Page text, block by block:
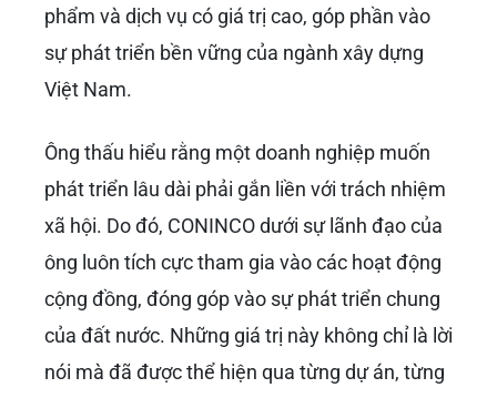
phẩm và dịch vụ có giá trị cao, góp phần vào
sự phát triển bền vững của ngành xây dựng
Việt Nam.
Ông thấu hiểu rằng một doanh nghiệp muốn
phát triển lâu dài phải gắn liền với trách nhiệm
xã hội. Do đó, CONINCO dưới sự lãnh đạo của
ông luôn tích cực tham gia vào các hoạt động
cộng đồng, đóng góp vào sự phát triển chung
của đất nước. Những giá trị này không chỉ là lời
nói mà đã được thể hiện qua từng dự án, từng